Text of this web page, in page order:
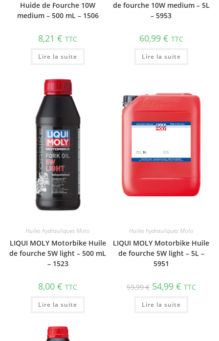
Huide de Fourche 10W
medium – 500 mL – 1506
8,21€ TTC
Lire la suite
de fourche 10W medium – 5L
– 5953
60,99 € TTC
Lire la suite
Huiles hydrauliques Moto
LIQUI MOLY Motorbike Huile
de fourche 5W light – 500 mL
– 1523
8,00€ TTC
Lire la suite
Huiles hydrauliques Moto
LIQUI MOLY Motorbike Huile
de fourche 5W light – 5L –
5951
59,99€ 54,99 € TTC
Lire la suite